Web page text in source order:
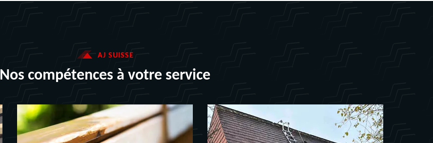
AJ SUISSE
Nos compétences à votre service